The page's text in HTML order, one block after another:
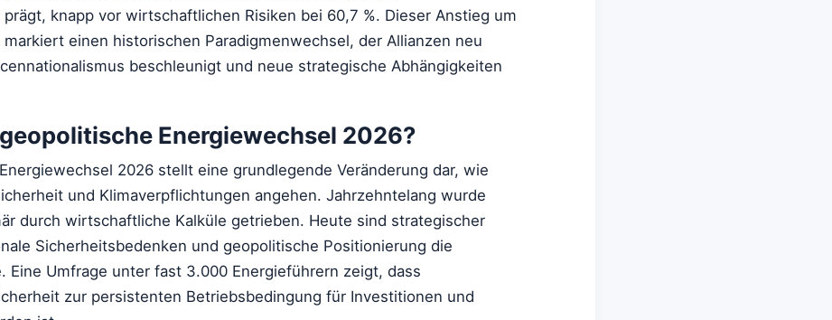
prägt, knapp vor wirtschaftlichen Risiken bei 60,7 %. Dieser Anstieg um
einen historischen Paradigmenwechsel, der Allianzen neu
beschleunigt und neue strategische Abhängigkeiten
Energiewechsel 2026?
2026 stellt eine grundlegende Veränderung dar, wie
und Klimaverpflichtungen angehen. Jahrzehntelang wurde
durch wirtschaftliche Kalküle getrieben. Heute sind strategischer
Sicherheitsbedenken und geopolitische Positionierung die
Eine Umfrage unter fast 3.000 Energieführern zeigt, dass
zur persistenten Betriebsbedingung für Investitionen und